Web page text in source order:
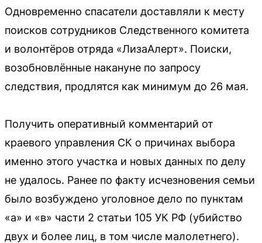
Одновременно спасатели доставляли к месту
поисков сотрудников Следственного комитета
и волонтёров отряда «ЛизаАлерт». Поиски,
возобновлённые накануне по запросу
следствия, продлятся как минимум до 26 мая.
Получить оперативный комментарий от
краевого управления СК о причинах выбора
именно этого участка и новых данных по делу
не удалось. Ранее по факту исчезновения семьи
было возбуждено уголовное дело по пунктам
«а» и «в» части 2 статьи 105 УК РФ (убийство
двух и более лиц, в том числе малолетнего).